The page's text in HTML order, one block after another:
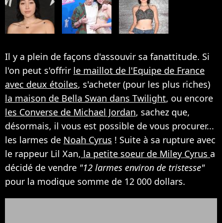
Il y a plein de façons d'assouvir sa fanattitude. Si
l'on peut s'offrir le maillot de l'Equipe de France
avec deux étoiles, s'acheter (pour les plus riches)
la maison de Bella Swan dans Twilight, ou encore
les Converse de Michael Jordan, sachez que,
désormais, il vous est possible de vous procurer...
les larmes de Noah Cyrus ! Suite à sa rupture avec
le rappeur Lil Xan, la petite soeur de Miley Cyrus a
décidé de vendre "12 larmes environ de tristesse"
pour la modique somme de 12 000 dollars.